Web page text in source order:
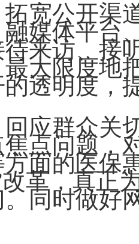
拓宽公开
媒体平台
来访、接
大限度地
透明度，
回应群众
点问题，
面的医保
革，真正
同时做好